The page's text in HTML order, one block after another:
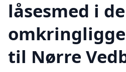
låsesmed i de
til Nørre